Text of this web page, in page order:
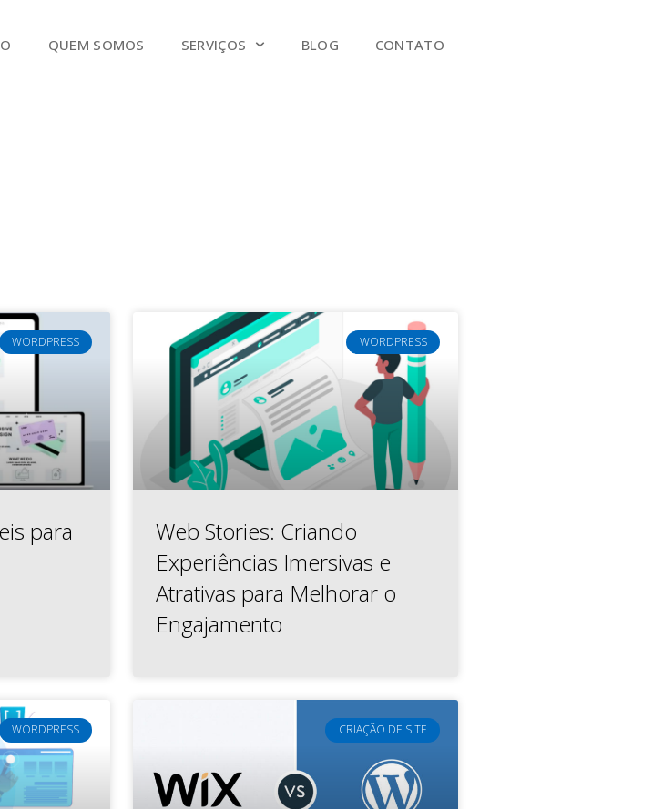
QUEM SOMOS SERVIÇOS BLOG CONTATO
WORDPRESS
para
WORDPRESS
Web Stories: Criando
Experiências Imersivas e
Atrativas para Melhorar o
Engajamento
WORDPRESS CRIAÇÃO DE SITE